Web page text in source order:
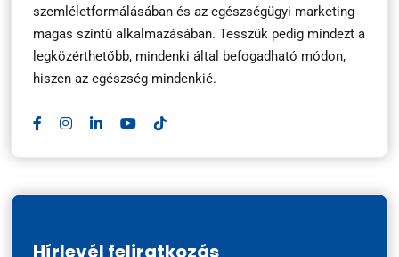
szemléletformálásában és az egészségügyi marketing
magas szintű alkalmazásában. Tesszük pedig mindezt a
legközérthetőbb, mindenki által befogadható módon,
hiszen az egészség mindenkié.
Hírlevél feliratkozás